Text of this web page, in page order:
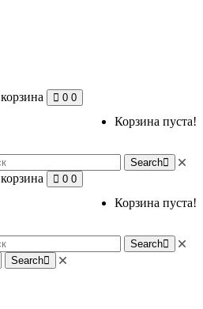
0 0
Корзина пуста!
Search
0 0
Корзина пуста!
Search
Search